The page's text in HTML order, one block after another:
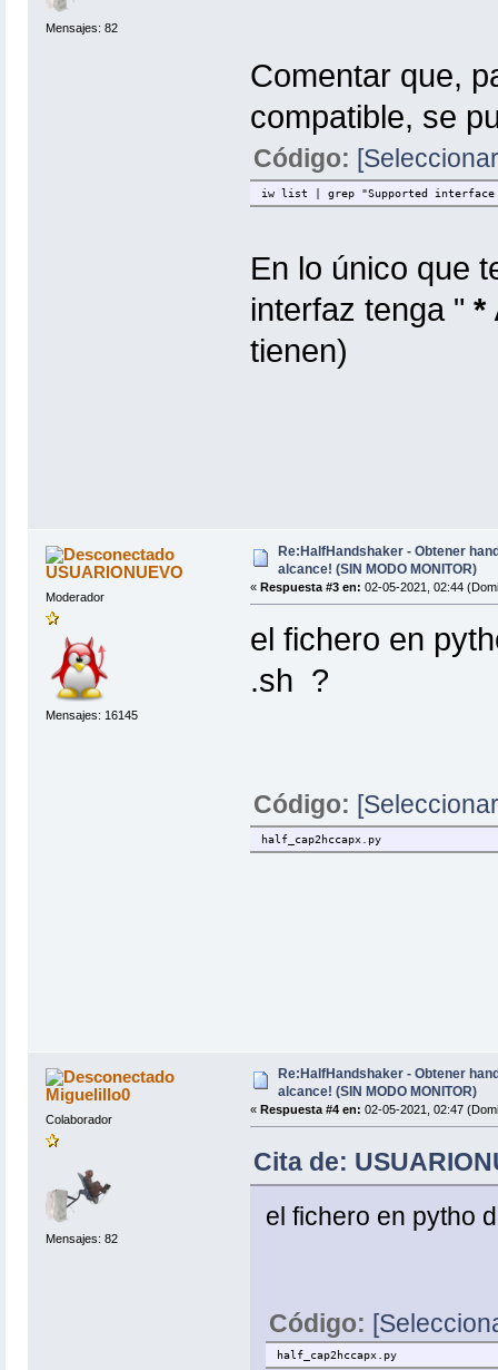
Mensajes: 82
Comentar que,
compatible, se
Código:
iw list | grep "Supported interface
En lo único que
interfaz tenga " *
tienen)
USUARIONUEVO
Moderador
Mensajes: 16145
Re:HalfHandshaker - Obtener
alcance! (SIN MODO MONITOR)
« Respuesta #3 en: 02-05-2021, 02:44
el fichero en
.sh ?
Código:
half_cap2hccapx.py
Miguelillo0
Colaborador
Mensajes: 82
Re:HalfHandshaker - Obtener
alcance! (SIN MODO MONITOR)
« Respuesta #4 en: 02-05-2021, 02:47
Cita de:
el fichero en pytho
Código:
half_cap2hccapx.py